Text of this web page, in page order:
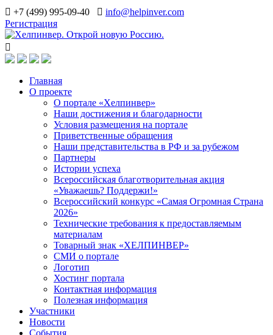
+7 (499) 995-09-40
info@helpinver.com
Регистрация
Главная
О проекте
О портале «Хелпинвер»
Наши достижения и благодарности
Условия размещения на портале
Приветственные обращения
Наши представительства в РФ и за рубежом
Партнеры
Истории успеха
Всероссийская благотворительная акция
«Уважаешь? Поддержи!»
Всероссийский конкурс «Самая Огромная Страна
2026»
Технические требования к предоставляемым
материалам
Товарный знак «ХЕЛПИНВЕР»
СМИ о портале
Логотип
Хостинг портала
Контактная информация
Полезная информация
Участники
Новости
События